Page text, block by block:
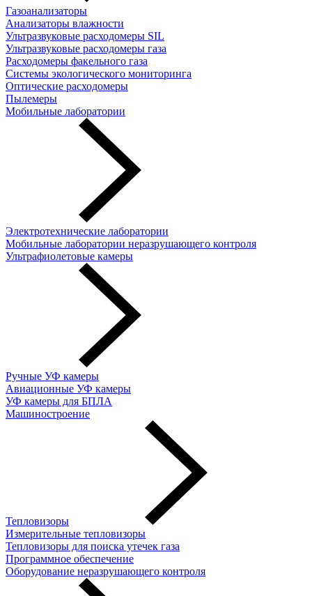
Газоанализаторы
Анализаторы влажности
Ультразвуковые расходомеры SIL
Ультразвуковые расходомеры газа
Расходомеры факельного газа
Системы экологического мониторинга
Оптические расходомеры
Пылемеры
Мобильные лаборатории
Электротехнические лаборатории
Мобильные лаборатории неразрушающего контроля
Ультрафиолетовые камеры
Ручные УФ камеры
Авиационные УФ камеры
УФ камеры для БПЛА
Машиностроение
Тепловизоры
Измерительные тепловизоры
Тепловизоры для поиска утечек газа
Программное обеспечение
Оборудование неразрушающего контроля